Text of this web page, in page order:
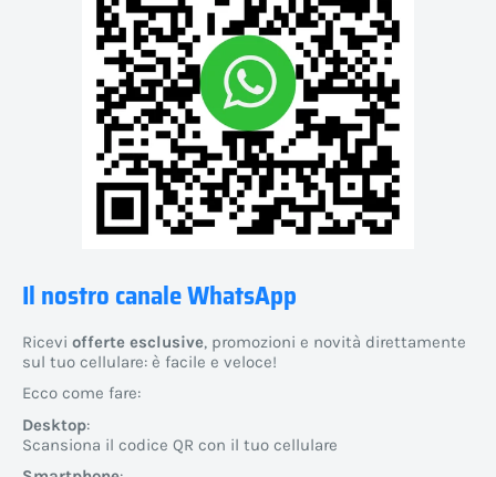
Il nostro canale WhatsApp
Ricevi offerte esclusive, promozioni e novità direttamente
sul tuo cellulare: è facile e veloce!
Ecco come fare:
Desktop:
Scansiona il codice QR con il tuo cellulare